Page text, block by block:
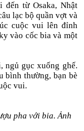
đến từ Osaka, Nhật
lạc bộ quần vợt và
cuộc vui lên đỉnh
vào cốc bia và một
ngủ gục xuống ghế.
bình thường, bạn bè
vui.
pha với bia. Ảnh